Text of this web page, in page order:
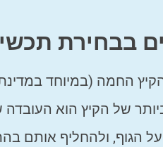
בבחירת
החמה (במיוחד
של הקיץ הוא
הגוף, ולהחליף אותם